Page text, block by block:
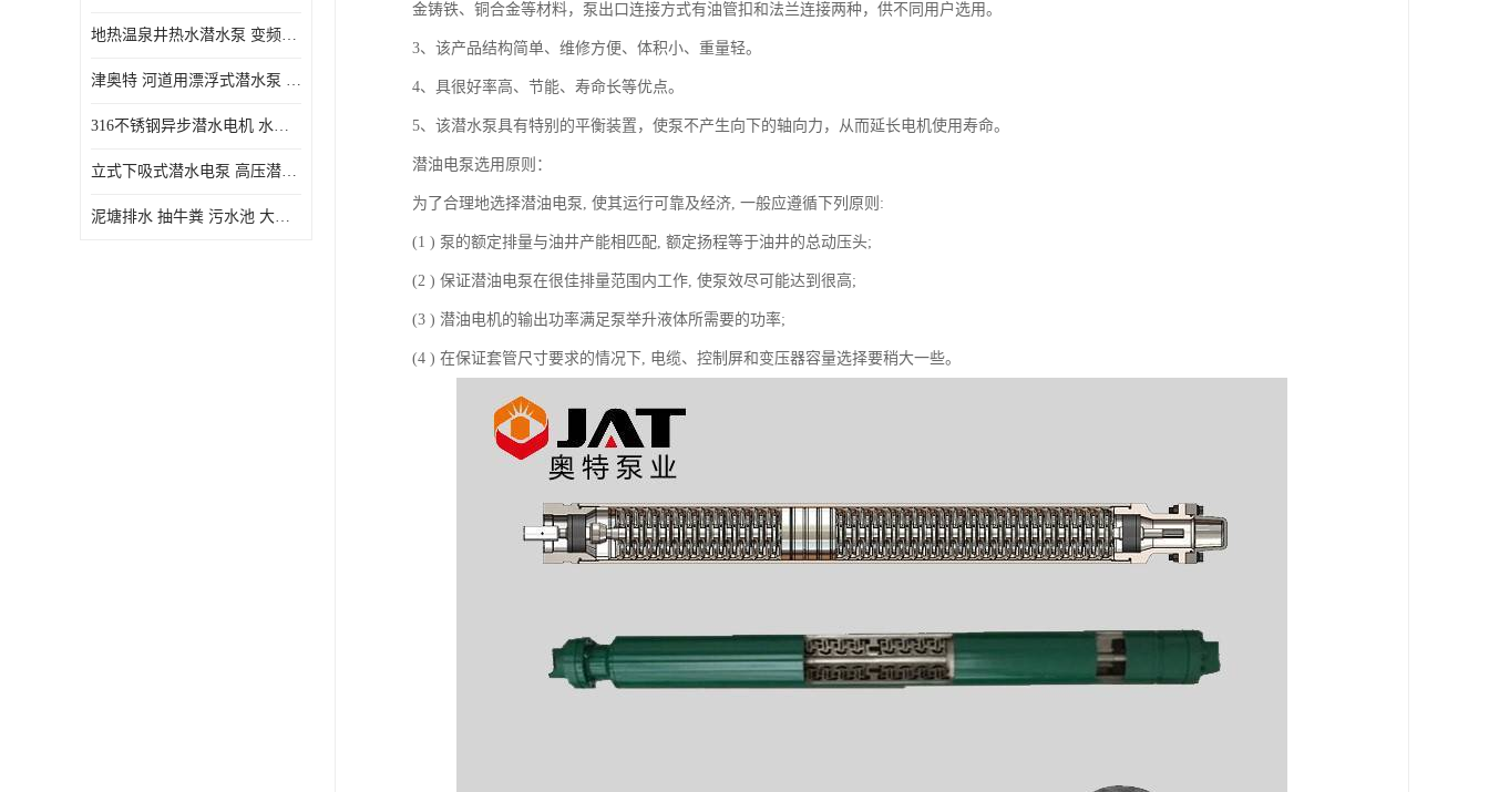
地热温泉井热水潜水泵 变频不锈钢 130直径油泵 高温深井泵 津奥特
津奥特 河道用漂浮式潜水泵 不锈钢泵轴 大口径大流量 产品可定制
316不锈钢异步潜水电机 水冷式 可连续运行 定制功率电压 奥特泵业
立式下吸式潜水电泵 高压潜水排沙泵 大功率 深水施工作业 型号可定制
泥塘排水 抽牛粪 污水池 大口径潜水螺旋离心泵 材质特征 奥特泵业
金铸铁、铜合金等材料，泵出口连接方式有油管扣和法兰连接两种，供不同用户选用。
3、该产品结构简单、维修方便、体积小、重量轻。
4、具很好率高、节能、寿命长等优点。
5、该潜水泵具有特别的平衡装置，使泵不产生向下的轴向力，从而延长电机使用寿命。
潜油电泵选用原则：
为了合理地选择潜油电泵, 使其运行可靠及经济, 一般应遵循下列原则:
(1 ) 泵的额定排量与油井产能相匹配, 额定扬程等于油井的总动压头;
(2 ) 保证潜油电泵在很佳排量范围内工作, 使泵效尽可能达到很高;
(3 ) 潜油电机的输出功率满足泵举升液体所需要的功率;
(4 ) 在保证套管尺寸要求的情况下, 电缆、控制屏和变压器容量选择要稍大一些。